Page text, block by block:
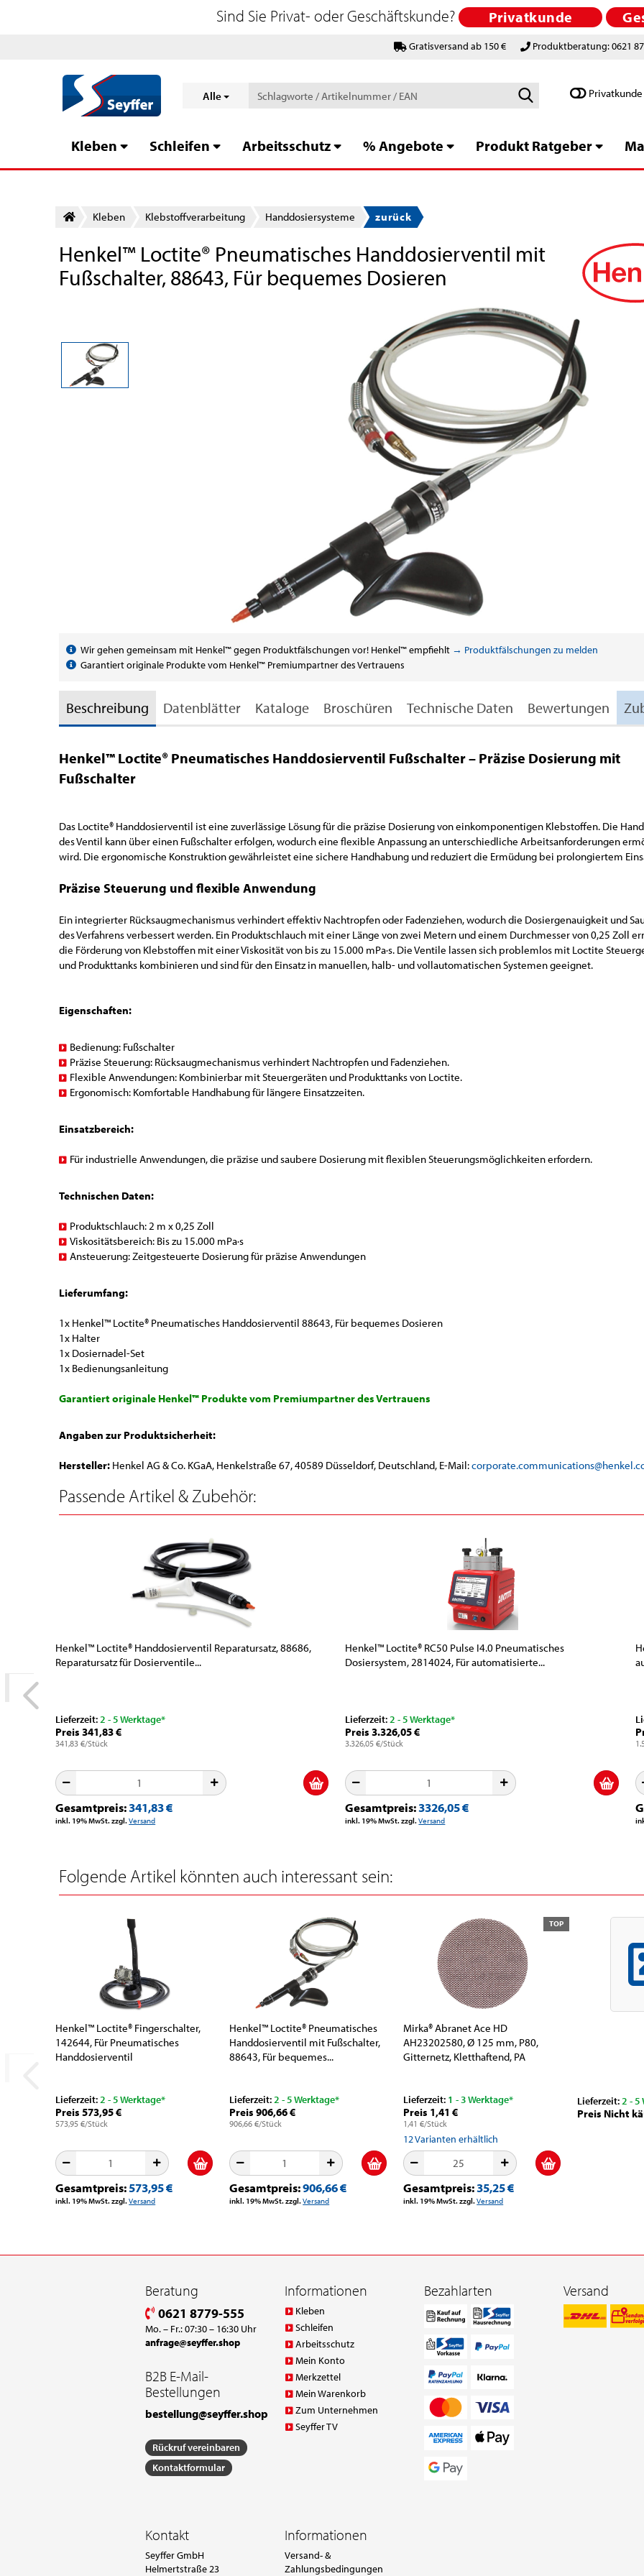
Gratisversand ab 150 € Produktberatung: 0621
Alle
Schlagworte
EAN
Privatkunde
Sind Sie Privat- oder Geschäftskunde? Privatkunde
Kleben Schleifen Arbeitsschutz % Angebote Produkt Ratgeber
Kleben Klebstoff­verarbeitung Handdosiersysteme zurück
Henkel™ Loctite® Pneumatisches Handdosierventil mit
Fußschalter, 88643, Für bequemes Dosieren
Wir gehen gemeinsam mit Henkel™ gegen Produktfälschungen vor! Henkel™ empfiehlt → Produktfälschungen zu melden
Garantiert originale Produkte vom Henkel™ Premiumpartner des Vertrauens
Beschreibung Datenblätter Kataloge Broschüren Technische Daten Bewertungen
Henkel™ Loctite® Pneumatisches Handdosierventil Fußschalter – Präzise Dosierung mit
Fußschalter
Das Loctite® Handdosierventil ist eine zuverlässige Lösung für die präzise Dosierung von einkomponentigen Klebstoffen. Die
des Ventil kann über einen Fußschalter erfolgen, wodurch eine flexible Anpassung an unterschiedliche Arbeitsanforderungen
wird. Die ergonomische Konstruktion gewährleistet eine sichere Handhabung und reduziert die Ermüdung bei prolongiertem
Präzise Steuerung und flexible Anwendung
Ein integrierter Rücksaugmechanismus verhindert effektiv Nachtropfen oder Fadenziehen, wodurch die Dosiergenauigkeit und
des Verfahrens verbessert werden. Ein Produktschlauch mit einer Länge von zwei Metern und einem Durchmesser von 0,25 Zoll
die Förderung von Klebstoffen mit einer Viskosität von bis zu 15.000 mPa·s. Die Ventile lassen sich problemlos mit Loctite
und Produkttanks kombinieren und sind für den Einsatz in manuellen, halb- und vollautomatischen Systemen geeignet.
Eigenschaften:
Bedienung: Fußschalter
Präzise Steuerung: Rücksaugmechanismus verhindert Nachtropfen und Fadenziehen.
Flexible Anwendungen: Kombinierbar mit Steuergeräten und Produkttanks von Loctite.
Ergonomisch: Komfortable Handhabung für längere Einsatzzeiten.
Einsatzbereich:
Für industrielle Anwendungen, die präzise und saubere Dosierung mit flexiblen Steuerungsmöglichkeiten erfordern.
Technischen Daten:
Produktschlauch: 2 m x 0,25 Zoll
Viskositätsbereich: Bis zu 15.000 mPa·s
Ansteuerung: Zeitgesteuerte Dosierung für präzise Anwendungen
Lieferumfang:
1x Henkel™ Loctite® Pneumatisches Handdosierventil 88643, Für bequemes Dosieren
1x Halter
1x Dosiernadel-Set
1x Bedienungsanleitung
Garantiert originale Henkel™ Produkte vom Premiumpartner des Vertrauens
Angaben zur Produktsicherheit:
Hersteller: Henkel AG & Co. KGaA, Henkelstraße 67, 40589 Düsseldorf, Deutschland, E-Mail:
Passende Artikel & Zubehör:
Henkel™ Loctite® Handdosierventil Reparatursatz, 88686,
Reparatursatz für Dosierventile...
Lieferzeit:2 - 5 Werktage*
Preis 341,83 €
341,83 €/Stück
Gesamtpreis:341,83 €
inkl. 19% MwSt. zzgl.Versand
Henkel™ Loctite® RC50 Pulse I4.0 Pneumatisches
Dosiersystem, 2814024, Für automatisierte...
Lieferzeit:2 - 5 Werktage*
Preis 3.326,05 €
3.326,05 €/Stück
Gesamtpreis:3326,05 €
inkl. 19% MwSt. zzgl.Versand
Folgende Artikel könnten auch interessant sein:
Henkel™ Loctite® Fingerschalter,
142644, Für Pneumatisches
Handdosierventil
Lieferzeit:2 - 5 Werktage*
Preis 573,95 €
573,95 €/Stück
Gesamtpreis:573,95 €
inkl. 19% MwSt. zzgl.Versand
Henkel™ Loctite® Pneumatisches
Handdosierventil mit Fußschalter,
88643, Für bequemes...
Lieferzeit:2 - 5 Werktage*
Preis 906,66 €
906,66 €/Stück
Gesamtpreis:906,66 €
inkl. 19% MwSt. zzgl.Versand
TOP
Mirka® Abranet Ace HD
AH23202580, Ø 125 mm, P80,
Gitternetz, Kletthaftend, PA
Lieferzeit: 1 - 3 Werktage*
Preis 1,41 €
1,41 €/Stück
12Varianten erhältlich
Gesamtpreis:35,25 €
inkl. 19% MwSt. zzgl.Versand
Lieferzeit:2 - 5
Preis Nicht
Beratung
0621 8779-555
Mo. – Fr.: 07:30 – 16:30 Uhr
anfrage@seyffer.shop
B2B E-Mail-
Bestellungen
bestellung@seyffer.shop
Rückruf vereinbaren
Kontaktformular
Informationen
Kleben
Schleifen
Arbeitsschutz
Mein Konto
Merkzettel
Mein Warenkorb
Zum Unternehmen
Seyffer TV
Bezahlarten Versand
Kontakt
Seyffer GmbH
Helmertstraße 23
Informationen
Versand- &
Zahlungsbedingungen